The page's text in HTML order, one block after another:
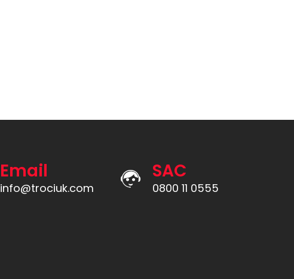
Email
info@trociuk.com
SAC
0800 11 0555